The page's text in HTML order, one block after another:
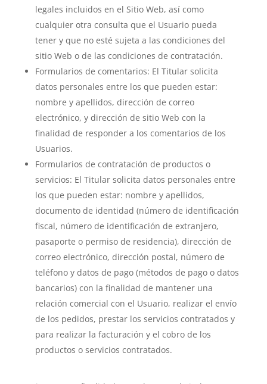
legales incluidos en el Sitio Web, así como
cualquier otra consulta que el Usuario pueda
tener y que no esté sujeta a las condiciones del
sitio Web o de las condiciones de contratación.
Formularios de comentarios: El Titular solicita
datos personales entre los que pueden estar:
nombre y apellidos, dirección de correo
electrónico, y dirección de sitio Web con la
finalidad de responder a los comentarios de los
Usuarios.
Formularios de contratación de productos o
servicios: El Titular solicita datos personales entre
los que pueden estar: nombre y apellidos,
documento de identidad (número de identificación
fiscal, número de identificación de extranjero,
pasaporte o permiso de residencia), dirección de
correo electrónico, dirección postal, número de
teléfono y datos de pago (métodos de pago o datos
bancarios) con la finalidad de mantener una
relación comercial con el Usuario, realizar el envío
de los pedidos, prestar los servicios contratados y
para realizar la facturación y el cobro de los
productos o servicios contratados.